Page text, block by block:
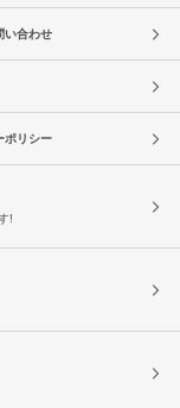
い合わせ
ポリシー
!